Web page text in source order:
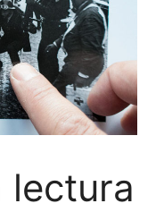
lectura